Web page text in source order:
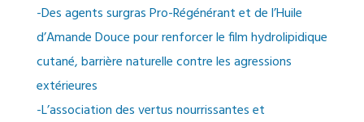
-Des agents surgras Pro-Régénérant et de l’Huile
d’Amande Douce pour renforcer le film hydrolipidique
cutané, barrière naturelle contre les agressions
extérieures
-L’association des vertus nourrissantes et